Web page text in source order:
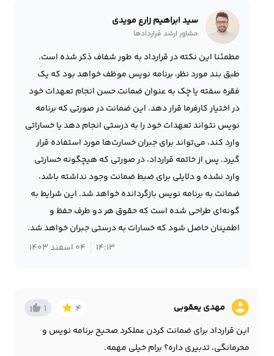
سید ابراهیم زارع مویدی
مشاور ارشد قراردادها
مطمئنا این نکته در قرارداد به طور شفاف ذکر شده است.
طبق بند مورد نظر، برنامه نویس موظف خواهد بود که یک
فقره سفته یا چک به عنوان ضمانت حسن انجام تعهدات خود
در اختیار کارفرما قرار دهد. این ضمانت در صورتی که برنامه
نویس نتواند تعهدات خود را به درستی انجام دهد یا خساراتی
وارد کند، می‌تواند برای جبران خسارت‌ها مورد استفاده قرار
گیرد. پس از خاتمه قرارداد، در صورتی که هیچگونه خسارتی
وارد نشده و دلایلی برای ضبط ضمانت وجود نداشته باشد،
ضمانت به برنامه نویس بازگردانده خواهد شد. این شرایط به
گونه‌ای طراحی شده است که حقوق هر دو طرف حفظ و
اطمینان حاصل شود که خسارات به درستی جبران خواهد شد.
14:13
04 اسفند 1403
account_circle مهدی یعقوبی 4
star
1
thumb_up_alt
این قرارداد برای ضمانت کردن عملکرد صحیح برنامه نویس و
محرمانگی، تدبیری داره؟ برام خیلی مهمه.